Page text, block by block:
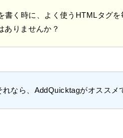
書く時に、よく使うHTMLタグ
ありませんか？
れなら、AddQuicktagがオススメ